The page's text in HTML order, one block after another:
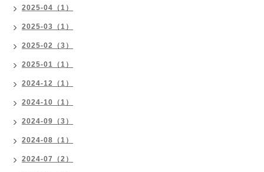
2025-04（1）
2025-03（1）
2025-02（3）
2025-01（1）
2024-12（1）
2024-10（1）
2024-09（3）
2024-08（1）
2024-07（2）